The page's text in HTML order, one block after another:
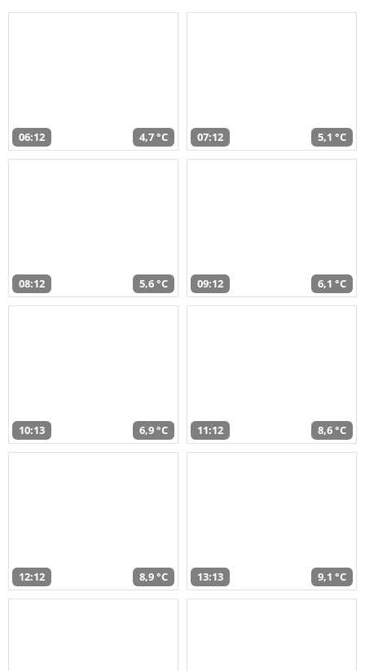
06:12 4,7 °C 07:12 5,1 °C
08:12 5,6 °C 09:12 6,1 °C
10:13 6,9 °C 11:12 8,6 °C
12:12 8,9 °C 13:13 9,1 °C